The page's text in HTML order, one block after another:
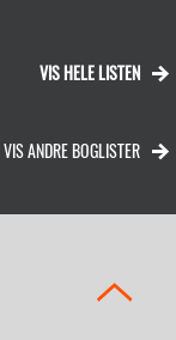
VIS HELE LISTEN
VIS ANDRE BOGLISTER